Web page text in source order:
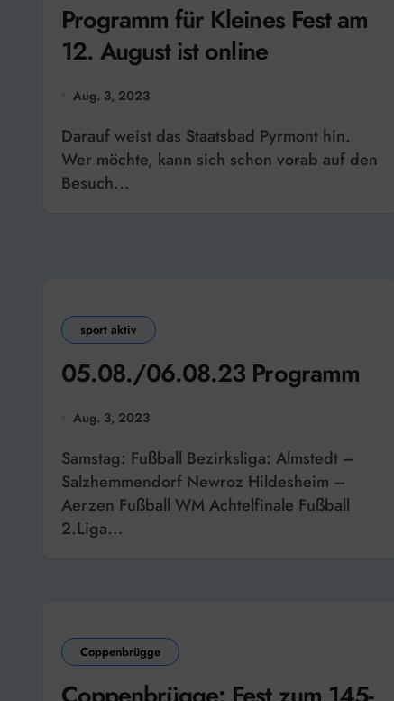
Programm für Kleines Fest am
12. August ist online
Aug. 3, 2023
Darauf weist das Staatsbad Pyrmont hin.
Wer möchte, kann sich schon vorab auf den
Besuch...
sport aktiv
05.08./06.08.23 Programm
Aug. 3, 2023
Samstag: Fußball Bezirksliga: Almstedt –
Salzhemmendorf Newroz Hildesheim –
Aerzen Fußball WM Achtelfinale Fußball
2.Liga...
Coppenbrügge